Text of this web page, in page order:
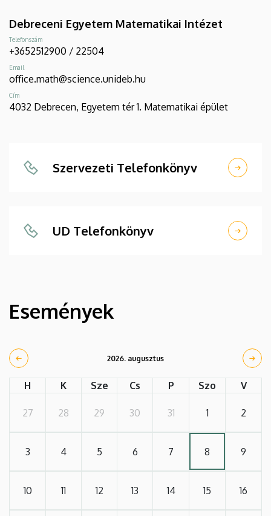
Debreceni Egyetem Matematikai Intézet
Telefonszám
+3652512900 / 22504
Email
office.math@science.unideb.hu
Cím
4032 Debrecen, Egyetem tér 1. Matematikai épület
Szervezeti Telefonkönyv
UD Telefonkönyv
Események
2026. augusztus
H K Sze Cs P Szo V
27 28 29 30 31 1 2
3 4 5 6 7 8 9
10 11 12 13 14 15 16